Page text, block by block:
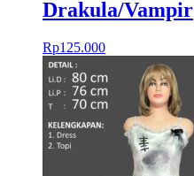
Drakula/Vampir
Rp125.000